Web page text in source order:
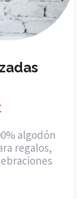
algodón
regalos,